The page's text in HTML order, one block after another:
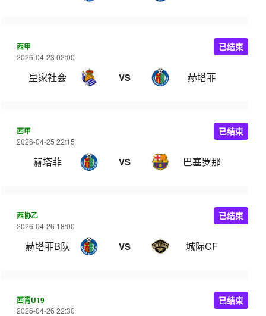
西甲
2026-04-23 02:00
皇家社会 VS 赫塔菲
已结束
西甲
2026-04-25 22:15
赫塔菲 VS 巴塞罗那
已结束
西协乙
2026-04-26 18:00
赫塔菲B队 VS 城际CF
已结束
西青U19
2026-04-26 22:30
已结束